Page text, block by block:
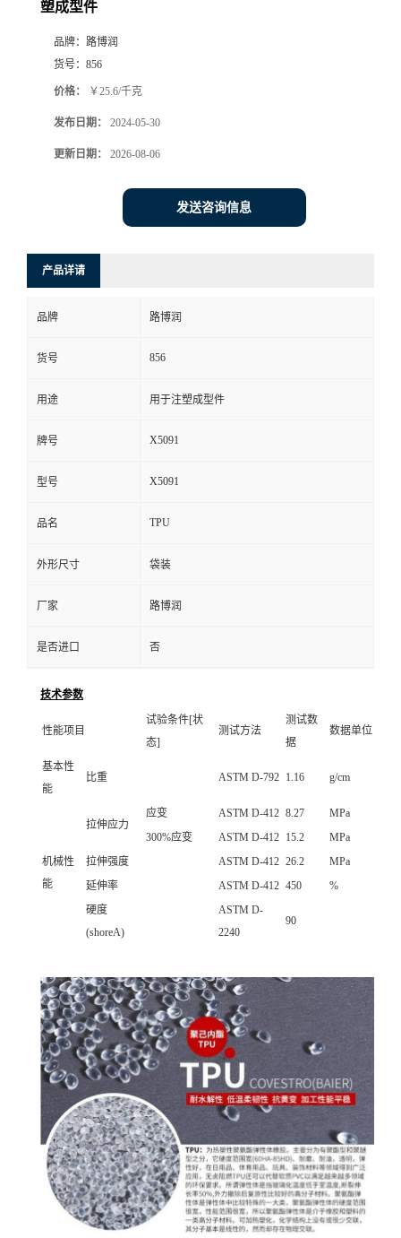
塑成型件
品牌： 路博润
货号： 856
价格： ￥25.6/千克
发布日期： 2024-05-30
更新日期： 2026-08-06
发送咨询信息
产品详请
品牌 路博润
货号 856
用途 用于注塑成型件
牌号 X5091
型号 X5091
品名 TPU
外形尺寸 袋装
厂家 路博润
是否进口 否
技术参数
性能项目
试验条件[状
态]
测试方法
测试数
据
数据单位
基本性
能
比重 ASTM D-792 1.16 g/cm
机械性
能
拉伸应力
应变 ASTM D-412 8.27
MPa
300%应变
ASTM D-412 15.2
MPa
拉伸强度
ASTM D-412 26.2
MPa
延伸率
ASTM D-412 450
%
硬度
(shoreA)
ASTM D-
2240
90